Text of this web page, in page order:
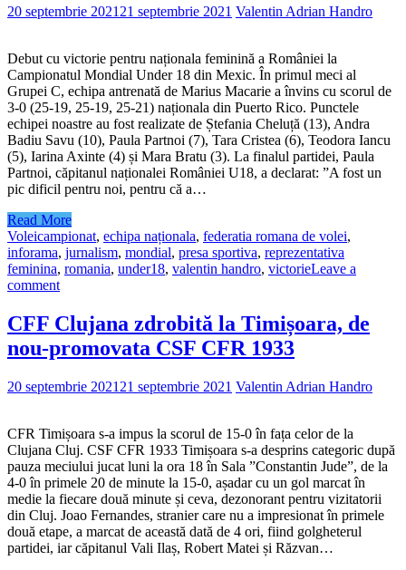
20 septembrie 202121 septembrie 2021 Valentin Adrian Handro
Debut cu victorie pentru naționala feminină a României la
Campionatul Mondial Under 18 din Mexic. În primul meci al
Grupei C, echipa antrenată de Marius Macarie a învins cu scorul de
3-0 (25-19, 25-19, 25-21) naționala din Puerto Rico. Punctele
echipei noastre au fost realizate de Ștefania Cheluță (13), Andra
Badiu Savu (10), Paula Partnoi (7), Tara Cristea (6), Teodora Iancu
(5), Iarina Axinte (4) și Mara Bratu (3). La finalul partidei, Paula
Partnoi, căpitanul naționalei României U18, a declarat: ”A fost un
pic dificil pentru noi, pentru că a…
Read More
Voleicampionat, echipa naționala, federatia romana de volei,
inforama, jurnalism, mondial, presa sportiva, reprezentativa
feminina, romania, under18, valentin handro, victorieLeave a
comment
CFF Clujana zdrobită la Timișoara, de
nou-promovata CSF CFR 1933
20 septembrie 2021 21 septembrie 2021 Valentin Adrian Handro
CFR Timișoara s-a impus la scorul de 15-0 în fața celor de la
Clujana Cluj. CSF CFR 1933 Timișoara s-a desprins categoric după
pauza meciului jucat luni la ora 18 în Sala ”Constantin Jude”, de la
4-0 în primele 20 de minute la 15-0, așadar cu un gol marcat în
medie la fiecare două minute și ceva, dezonorant pentru vizitatorii
din Cluj. Joao Fernandes, stranier care nu a impresionat în primele
două etape, a marcat de această dată de 4 ori, fiind golgheterul
partidei, iar căpitanul Vali Ilaș, Robert Matei și Răzvan…